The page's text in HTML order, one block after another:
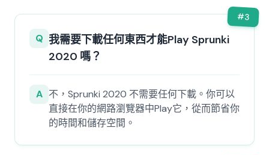
#3
Q 我需要下載任何東西才能Play Sprunki
2020 嗎？
A 不，Sprunki 2020 不需要任何下載。你可以
直接在你的網路瀏覽器中Play它，從而節省你
的時間和儲存空間。